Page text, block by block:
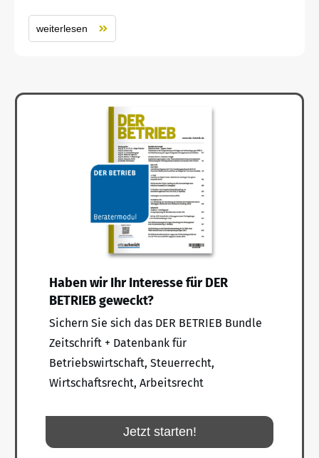
weiterlesen
Haben wir Ihr Interesse für DER
BETRIEB geweckt?
Sichern Sie sich das DER BETRIEB Bundle
Zeitschrift + Datenbank für
Betriebswirtschaft, Steuerrecht,
Wirtschaftsrecht, Arbeitsrecht
Jetzt starten!